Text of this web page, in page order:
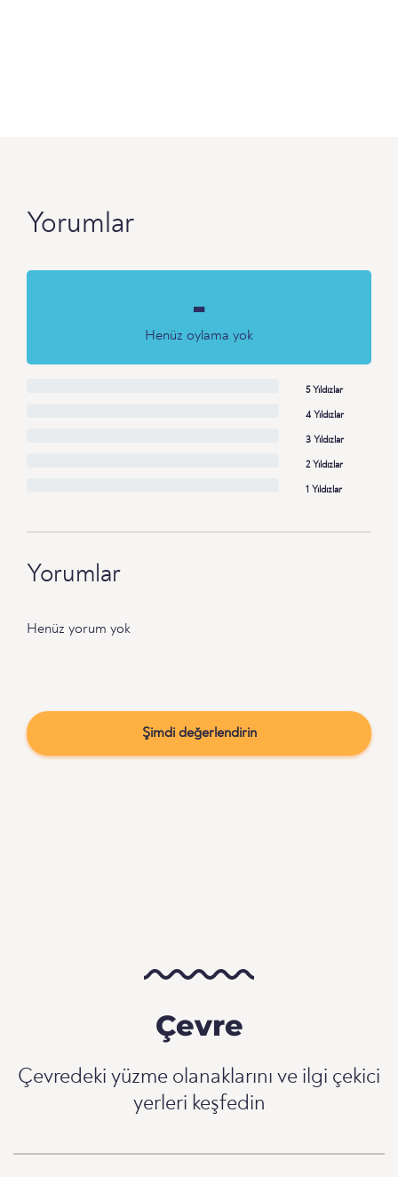
Yorumlar
-
Henüz oylama yok
5 Yıldızlar
4 Yıldızlar
3 Yıldızlar
2 Yıldızlar
1 Yıldızlar
Yorumlar
Henüz yorum yok
Şimdi değerlendirin
Çevre
Çevredeki yüzme olanaklarını ve ilgi çekici
yerleri keşfedin